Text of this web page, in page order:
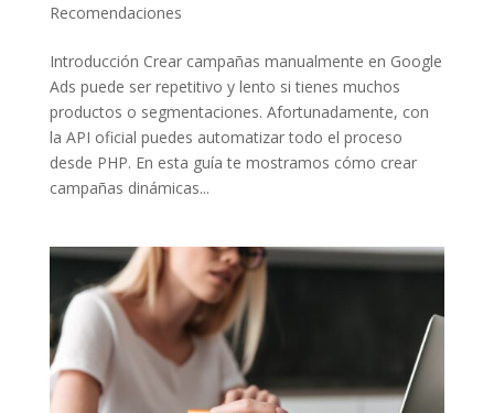
Recomendaciones
Introducción Crear campañas manualmente en Google
Ads puede ser repetitivo y lento si tienes muchos
productos o segmentaciones. Afortunadamente, con
la API oficial puedes automatizar todo el proceso
desde PHP. En esta guía te mostramos cómo crear
campañas dinámicas...